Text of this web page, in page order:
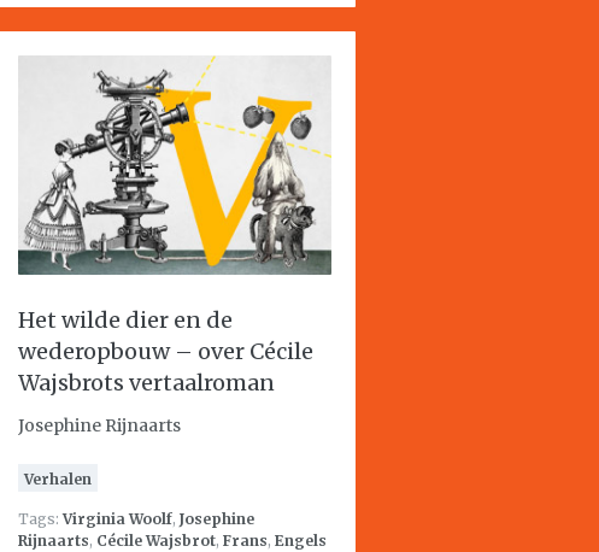
Het wilde dier en de
wederopbouw – over Cécile
Wajsbrots vertaalroman
Josephine Rijnaarts
Verhalen
Tags:Virginia Woolf, Josephine
Rijnaarts, Cécile Wajsbrot, Frans, Engels